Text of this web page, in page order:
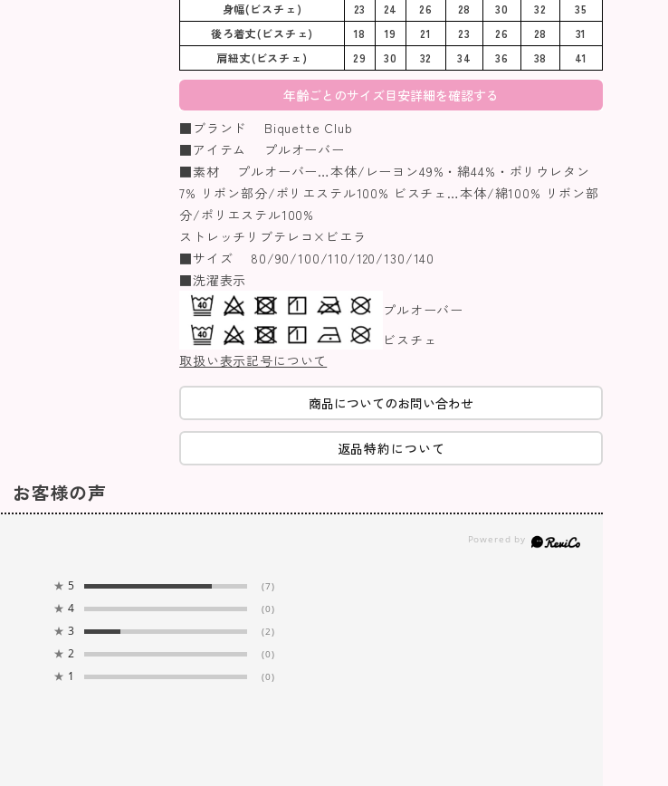
身幅(ビスチェ)
23 24 26 28 30 32
35
後ろ着丈(ビスチェ)
18 19 21 23 26 28
31
肩紐丈(ビスチェ)
29 30 32 34 36 38 41
年齢ごとのサイズ目安詳細を確認する
■ブランド Biquette Club
■アイテム プルオーバー
■素材 プルオーバー…本体/レーヨン49%・綿44%・ポリウレタン
7% リボン部分/ポリエステル100% ビスチェ…本体/綿100% リボン部
分/ポリエステル100%
ストレッチリブテレコ×ビエラ
■サイズ 80/90/100/110/120/130/140
■洗濯表示
プルオーバー
ビスチェ
取扱い表示記号について
商品についてのお問い合わせ
返品特約について
お客様の声
★ 5 (7)
★ 4 (0)
★ 3 (2)
★ 2 (0)
★ 1 (0)